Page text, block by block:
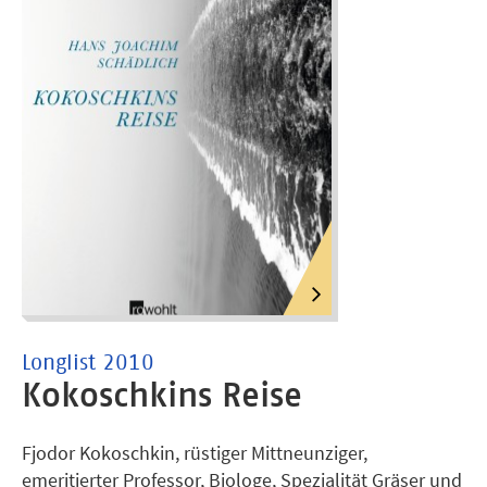
Longlist 2010
Kokoschkins Reise
Fjodor Kokoschkin, rüstiger Mittneunziger,
emeritierter Professor, Biologe, Spezialität Gräser und